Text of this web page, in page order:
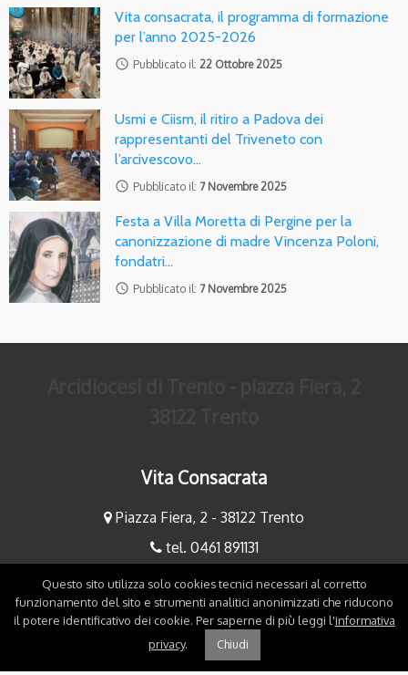
Vita consacrata, il programma di formazione
per l’anno 2025-2026
access_time Pubblicato il: 22 Ottobre 2025
Usmi e Ciism, il ritiro a Padova dei
rappresentanti del Triveneto con
l’arcivescovo…
access_time Pubblicato il: 7 Novembre 2025
Festa a Villa Moretta di Pergine per la
canonizzazione di madre Vincenza Poloni,
fondatri…
access_time Pubblicato il: 7 Novembre 2025
Vita Consacrata
Piazza Fiera, 2 - 38122 Trento
tel. 0461 891131
fax 0461 891234
mauriziobaldessari@diocesitn.it
maurizio.bertoniani@gmail.com
Questo sito utilizza solo cookies tecnici necessari al corretto
funzionamento del sito e strumenti analitici anonimizzati che riducono
il potere identificativo dei cookie. Per saperne di più leggi l'informativa
privacy. Chiudi